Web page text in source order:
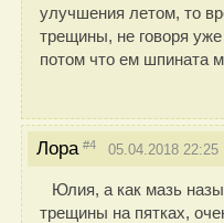
улучшения летом, то
трещины, не говоря
потом что ем шпината
Лора #4 05.04.2018 22:25
Юлия, а как мазь
трещины на пятках,